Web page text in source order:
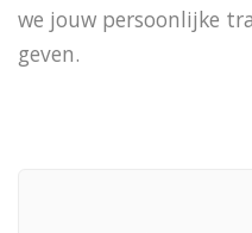
we jouw persoonlijke
geven.